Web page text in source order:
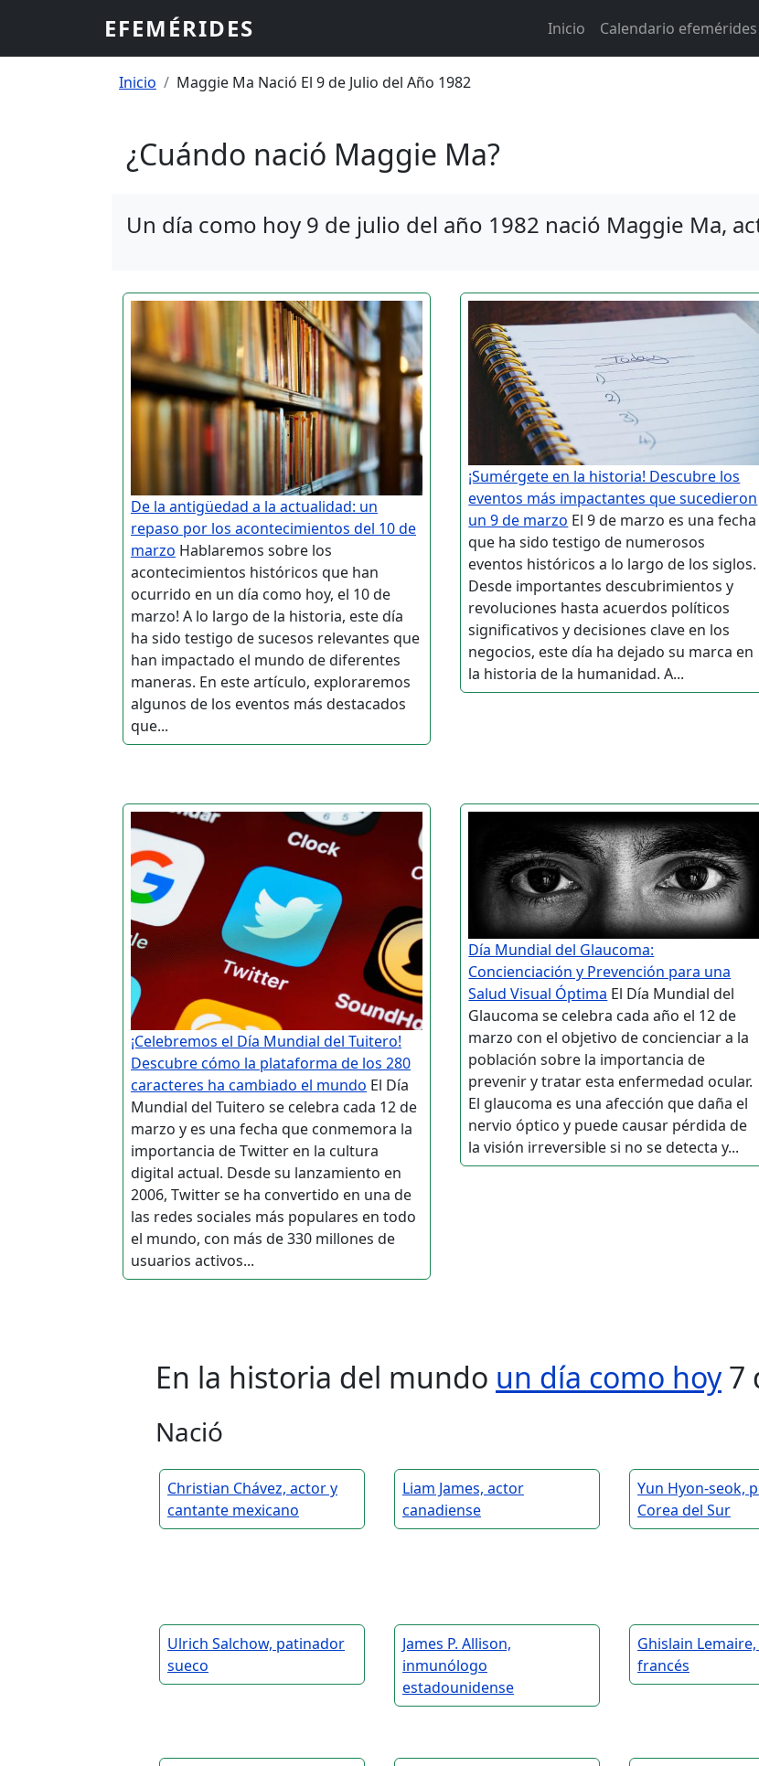
EFEMÉRIDES Main navigation
Inicio Calendario efemérides
Sobrescribir enlaces de ayuda a la navegación
Inicio Maggie Ma Nació El 9 de Julio del Año 1982
¿Cuándo nació Maggie Ma?
Un día como hoy 9 de julio del año 1982 nació Maggie Ma,
De la antigüedad a la actualidad: un
repaso por los acontecimientos del 10 de
marzo Hablaremos sobre los
acontecimientos históricos que han
ocurrido en un día como hoy, el 10 de
marzo! A lo largo de la historia, este día
ha sido testigo de sucesos relevantes que
han impactado el mundo de diferentes
maneras. En este artículo, exploraremos
algunos de los eventos más destacados
que...
¡Sumérgete en la historia! Descubre los
eventos más impactantes que sucedieron
un 9 de marzo El 9 de marzo es una fecha
que ha sido testigo de numerosos
eventos históricos a lo largo de los siglos.
Desde importantes descubrimientos y
revoluciones hasta acuerdos políticos
significativos y decisiones clave en los
negocios, este día ha dejado su marca en
la historia de la humanidad. A...
¡Celebremos el Día Mundial del Tuitero!
Descubre cómo la plataforma de los 280
caracteres ha cambiado el mundo El Día
Mundial del Tuitero se celebra cada 12 de
marzo y es una fecha que conmemora la
importancia de Twitter en la cultura
digital actual. Desde su lanzamiento en
2006, Twitter se ha convertido en una de
las redes sociales más populares en todo
el mundo, con más de 330 millones de
usuarios activos...
Día Mundial del Glaucoma:
Concienciación y Prevención para una
Salud Visual Óptima El Día Mundial del
Glaucoma se celebra cada año el 12 de
marzo con el objetivo de concienciar a la
población sobre la importancia de
prevenir y tratar esta enfermedad ocular.
El glaucoma es una afección que daña el
nervio óptico y puede causar pérdida de
la visión irreversible si no se detecta y...
En la historia del mundo un día como hoy7
Nació
Christian Chávez, actor y
cantante mexicano
Liam James, actor
canadiense
Yun Hyon-seok,
Corea del Sur
Ulrich Salchow, patinador
sueco
James P. Allison,
inmunólogo
estadounidense
Ghislain
francés